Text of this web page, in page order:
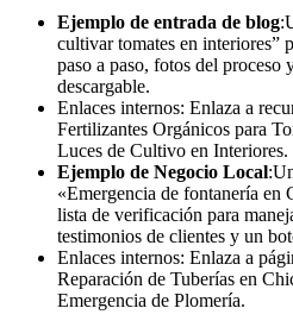
Ejemplo de entrada de blog
cultivar tomates en interiores”
paso a paso, fotos del proceso
descargable.
Enlaces internos: Enlaza a
Fertilizantes Orgánicos para
Luces de Cultivo en Interiores.
Ejemplo de Negocio Local
«Emergencia de fontanería en
lista de verificación para
testimonios de clientes y un
Enlaces internos: Enlaza a
Reparación de Tuberías en
Emergencia de Plomería.